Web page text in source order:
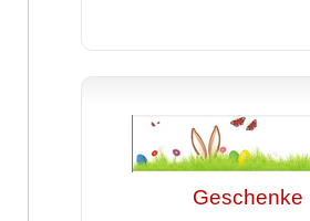
Geschenke